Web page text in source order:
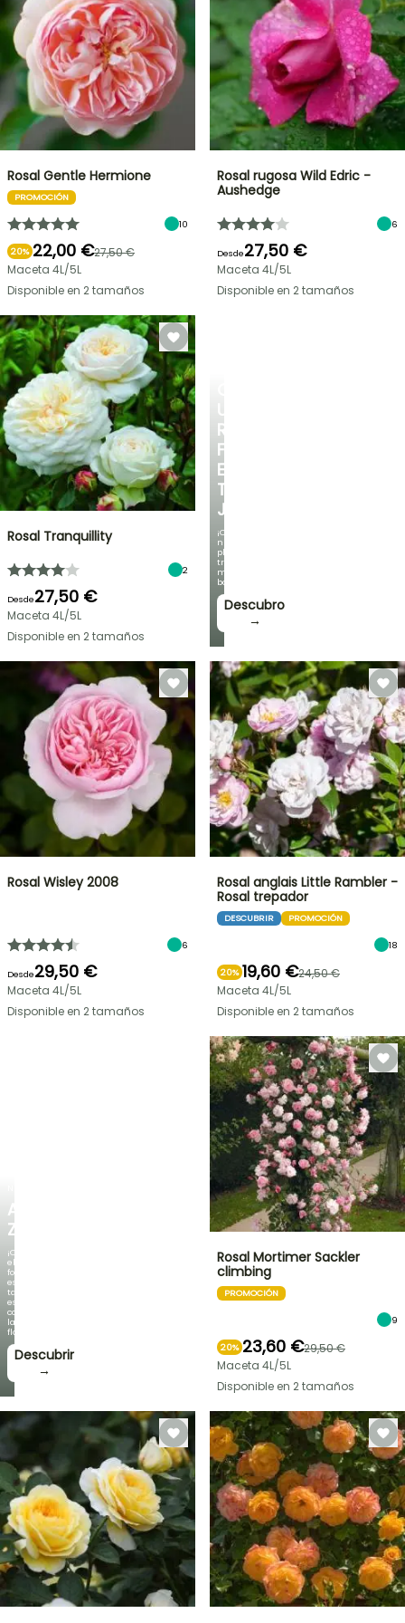
UN
RINCÓN
FRESCO
EN
TU
JARDÍN
¡Con
nuestras
plantas
trepadoras
más
bonitas!
Descubro
→
AGAPANTHUS
ZAMBEZI
¡Cuando
el
follaje
es
tan
espectacular
como
la
floración!
Descubrir
→
Rosal Gentle Hermione
PROMOCIÓN
10
20% 22,00 €27,50 €
Maceta 4L/5L
Disponible en 2 tamaños
Rosal rugosa Wild Edric -
Aushedge
6
Desde27,50 €
Maceta 4L/5L
Disponible en 2 tamaños
Rosal Tranquillity
2
Desde27,50 €
Maceta 4L/5L
Disponible en 2 tamaños
Rosal Wisley 2008
6
Desde29,50 €
Maceta 4L/5L
Disponible en 2 tamaños
Rosal anglais Little Rambler -
Rosal trepador
DESCUBRIR PROMOCIÓN
18
20% 19,60 €24,50 €
Maceta 4L/5L
Disponible en 2 tamaños
Rosal Mortimer Sackler
climbing
PROMOCIÓN
9
20% 23,60 €29,50 €
Maceta 4L/5L
Disponible en 2 tamaños